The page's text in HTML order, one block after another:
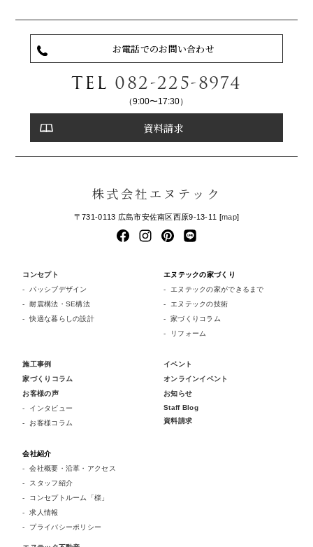
お電話でのお問い合わせ
TEL 082-225-8974
（9:00〜17:30）
資料請求
株式会社エヌテック
〒731-0113 広島市安佐南区西原9-13-11 [map]
コンセプト
パッシブデザイン
耐震構法・SE構法
快適な暮らしの設計
エヌテックの家づくり
エヌテックの家ができるまで
エヌテックの技術
家づくりコラム
リフォーム
施工事例
家づくりコラム
お客様の声
インタビュー
お客様コラム
イベント
オンラインイベント
お知らせ
Staff Blog
資料請求
会社紹介
会社概要・沿革・アクセス
スタッフ紹介
コンセプトルーム「檪」
求人情報
プライバシーポリシー